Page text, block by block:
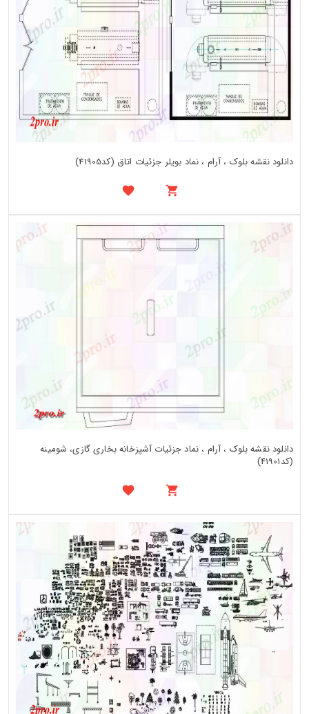
دانلود نقشه بلوک ، آرام ، نماد بویلر جزئیات اتاق (کد41905)
دانلود نقشه بلوک ، آرام ، نماد جزئیات آشپزخانه بخاری گازی، شومینه
(کد41901)